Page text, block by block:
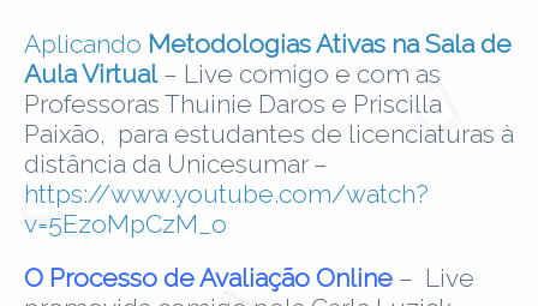
Aplicando Metodologias Ativas na Sala de
Aula Virtual – Live comigo e com as
Professoras Thuinie Daros e Priscilla
Paixão, para estudantes de licenciaturas à
distância da Unicesumar –
https://www.youtube.com/watch?
v=5EzoMpCzM_o
O Processo de Avaliação Online – Live